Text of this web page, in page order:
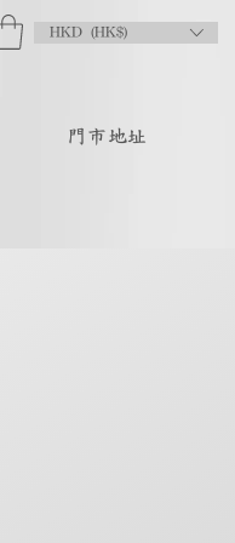
HKD (HK$)
門市地址